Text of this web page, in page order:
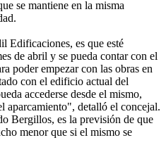
se mantiene en la misma
Edificaciones, es que esté
de abril y se pueda contar con el
poder empezar con las obras en
con el edificio actual del
accederse desde el mismo,
aparcamiento", detalló el concejal.
Bergillos, es la previsión de que
menor que si el mismo se